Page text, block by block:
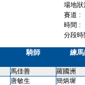
場地
賽道 :
時間 :
分段
騎師 練
馬佳善 羅國洲
唐敏生 簡炳墀